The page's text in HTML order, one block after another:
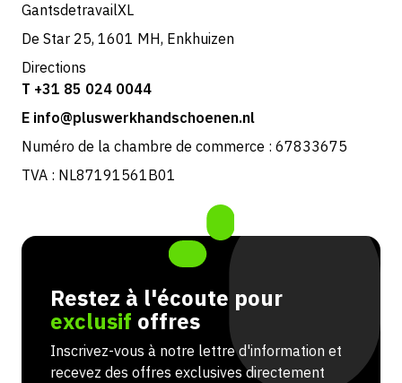
GantsdetravailXL
De Star 25, 1601 MH, Enkhuizen
Directions
T +31 85 024 0044
E info@pluswerkhandschoenen.nl
Numéro de la chambre de commerce : 67833675
TVA : NL87191561B01
Restez à l'écoute pour
exclusif offres
Inscrivez-vous à notre lettre d'information et
recevez des offres exclusives directement